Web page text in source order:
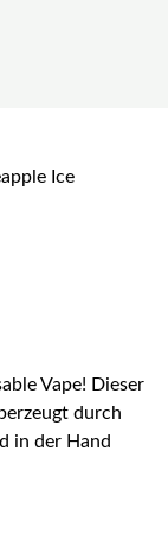
Ice
Vape! Dieser
durch
in der Hand